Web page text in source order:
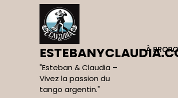
"Esteban & Claudia –
Vivez la passion du
tango argentin."
À